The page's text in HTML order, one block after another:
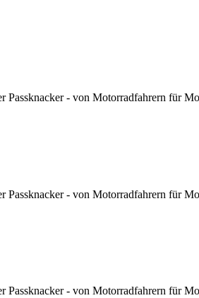
Passknacker - von Motorradfahrern für
Passknacker - von Motorradfahrern für
Passknacker - von Motorradfahrern für